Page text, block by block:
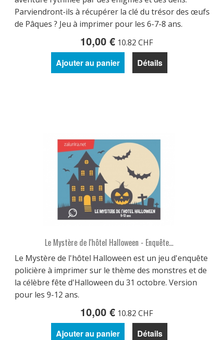
Parviendront-ils à récupérer la clé du trésor des œufs
de Pâques ? Jeu à imprimer pour les 6-7-8 ans.
10,00 € 10.82 CHF
Ajouter au panier Détails
Le Mystère de l'hôtel Halloween - Enquête...
Le Mystère de l'hôtel Halloween est un jeu d'enquête
policière à imprimer sur le thème des monstres et de
la célèbre fête d'Halloween du 31 octobre. Version
pour les 9-12 ans.
10,00 € 10.82 CHF
Ajouter au panier Détails